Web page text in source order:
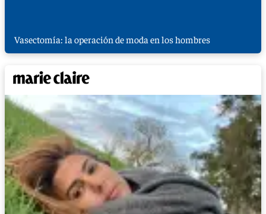
Vasectomía: la operación de moda en los hombres